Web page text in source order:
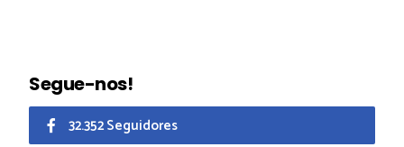
Segue-nos!
32.352 Seguidores